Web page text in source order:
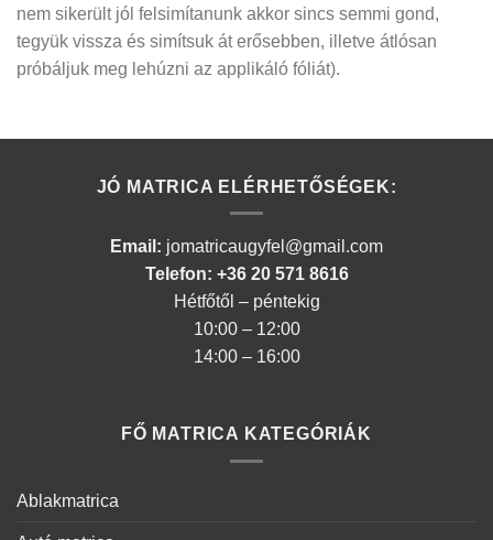
nem sikerült jól felsimítanunk akkor sincs semmi gond,
tegyük vissza és simítsuk át erősebben, illetve átlósan
próbáljuk meg lehúzni az applikáló fóliát).
JÓ MATRICA ELÉRHETŐSÉGEK:
Email: jomatricaugyfel@gmail.com
Telefon: +36 20 571 8616
Hétfőtől – péntekig
10:00 – 12:00
14:00 – 16:00
FŐ MATRICA KATEGÓRIÁK
Ablakmatrica